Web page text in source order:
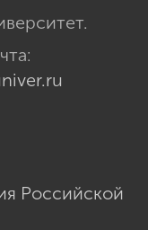
Российской